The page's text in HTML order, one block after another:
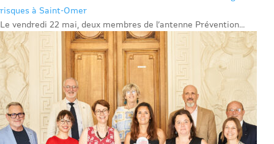
risques à Saint-Omer
Le vendredi 22 mai, deux membres de l’antenne Prévention...